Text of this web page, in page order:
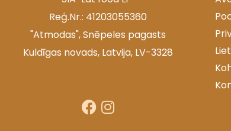
Reģ.Nr.: 41203055360
"Atmodas", Snēpeles pagasts
Kuldīgas novads, Latvija, LV-3328